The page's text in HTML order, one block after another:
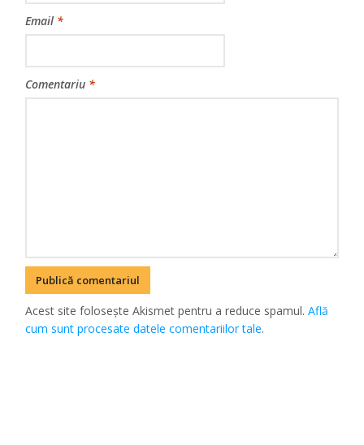
Email *
Comentariu *
Acest site folosește Akismet pentru a reduce spamul.Află
cum sunt procesate datele comentariilor tale.